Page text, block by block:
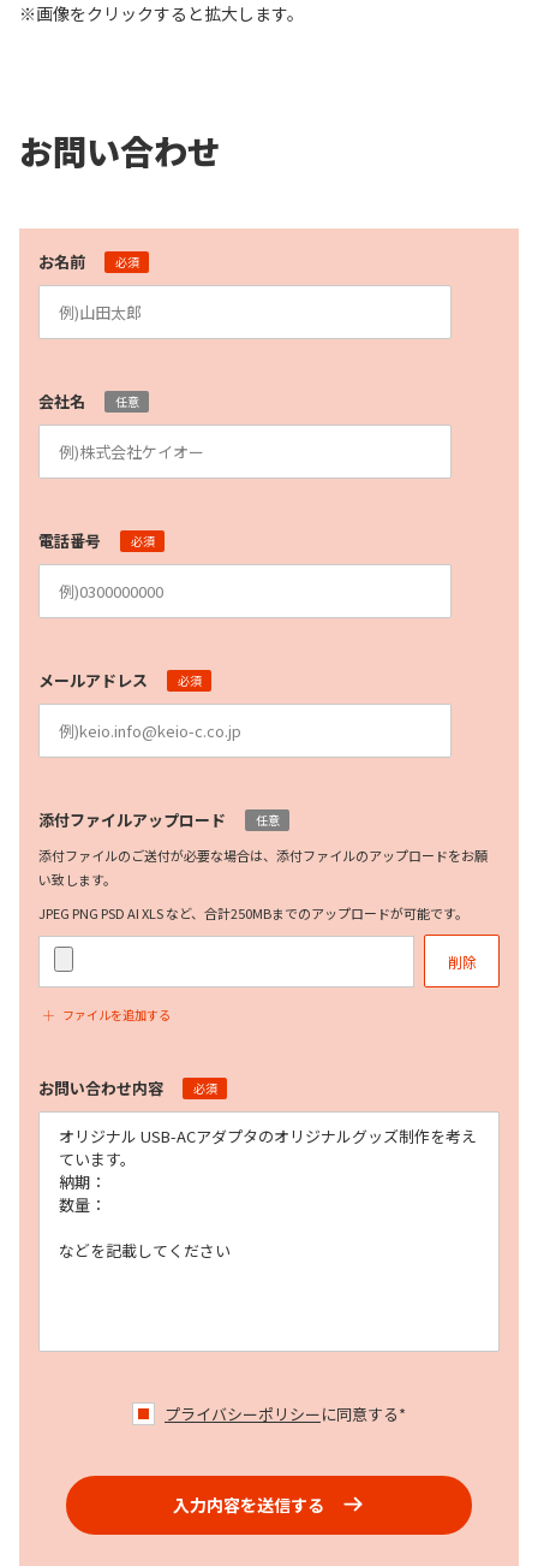
※画像をクリックすると拡大します。
お問い合わせ
お名前 必須
会社名 任意
電話番号 必須
メールアドレス 必須
添付ファイルアップロード 任意
添付ファイルのご送付が必要な場合は、添付ファイルのアップロードをお願
い致します。
JPEG PNG PSD AI XLS など、合計250MBまでのアップロードが可能です。
削除
ファイルを追加する
お問い合わせ内容 必須
プライバシーポリシーに同意する*
入力内容を送信する